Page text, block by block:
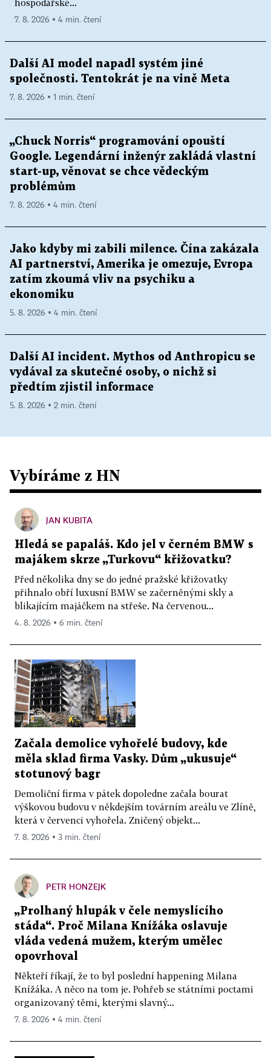
hospodářské...
7. 8. 2026 ▪ 4 min. čtení
Další AI model napadl systém jiné
společnosti. Tentokrát je na vině Meta
7. 8. 2026 ▪ 1 min. čtení
„Chuck Norris“ programování opouští
Google. Legendární inženýr zakládá vlastní
start-up, věnovat se chce vědeckým
problémům
7. 8. 2026 ▪ 4 min. čtení
Jako kdyby mi zabili milence. Čína zakázala
AI partnerství, Amerika je omezuje, Evropa
zatím zkoumá vliv na psychiku a
ekonomiku
5. 8. 2026 ▪ 4 min. čtení
Další AI incident. Mythos od Anthropicu se
vydával za skutečné osoby, o nichž si
předtím zjistil informace
5. 8. 2026 ▪ 2 min. čtení
Vybíráme z HN
JAN KUBITA
Hledá se papaláš. Kdo jel v černém BMW s
majákem skrze „Turkovu“ křižovatku?
Před několika dny se do jedné pražské křižovatky
přihnalo obří luxusní BMW se začerněnými skly a
blikajícím majáčkem na střeše. Na červenou...
4. 8. 2026 ▪ 6 min. čtení
Začala demolice vyhořelé budovy, kde
měla sklad firma Vasky. Dům „ukusuje“
stotunový bagr
Demoliční firma v pátek dopoledne začala bourat
výškovou budovu v někdejším továrním areálu ve Zlíně,
která v červenci vyhořela. Zničený objekt...
7. 8. 2026 ▪ 3 min. čtení
PETR HONZEJK
„Prolhaný hlupák v čele nemyslícího
stáda“. Proč Milana Knížáka oslavuje
vláda vedená mužem, kterým umělec
opovrhoval
Někteří říkají, že to byl poslední happening Milana
Knížáka. A něco na tom je. Pohřeb se státními poctami
organizovaný těmi, kterými slavný...
7. 8. 2026 ▪ 4 min. čtení